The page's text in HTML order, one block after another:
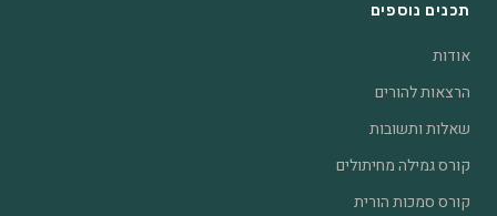
תכנים נוספים
אודות
הרצאות להורים
שאלות ותשובות
קורס גמילה מחיתולים
קורס סמכות הורית